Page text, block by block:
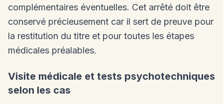
complémentaires éventuelles. Cet arrêté doit être
conservé précieusement car il sert de preuve pour
la restitution du titre et pour toutes les étapes
médicales préalables.
Visite médicale et tests psychotechniques
selon les cas